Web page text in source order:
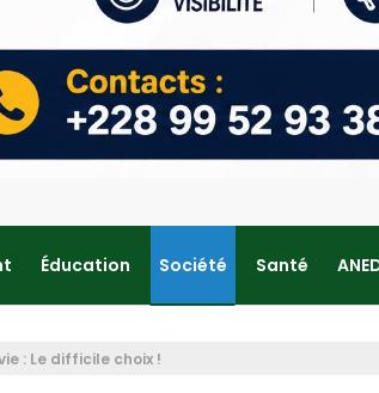
Éducation Société Santé
: Le difficile choix !